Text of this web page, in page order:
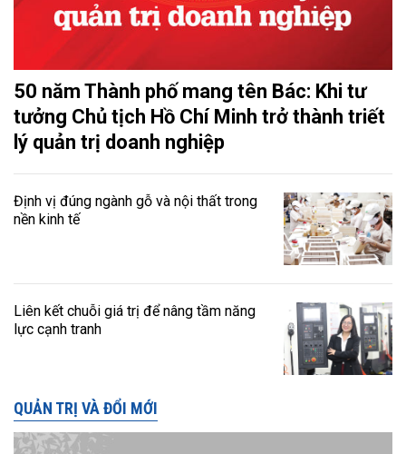
50 năm Thành phố mang tên Bác: Khi tư
tưởng Chủ tịch Hồ Chí Minh trở thành triết
lý quản trị doanh nghiệp
Định vị đúng ngành gỗ và nội thất trong
nền kinh tế
Liên kết chuỗi giá trị để nâng tầm năng
lực cạnh tranh
QUẢN TRỊ VÀ ĐỔI MỚI